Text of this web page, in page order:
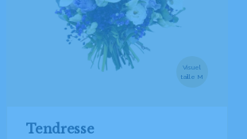
Visuel
taille M
Tendresse